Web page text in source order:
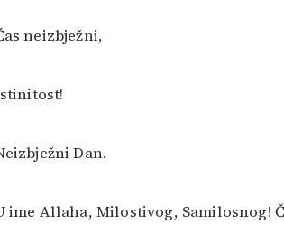
neizbježni,
Dan.
ime Allaha, Milostivog, Samilosnog!